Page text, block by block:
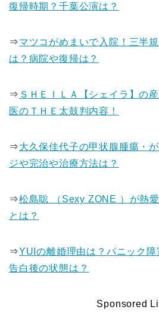
復帰時期？千葉公演は？
⇒マツコがめまいで入院！三半
は？病院や復帰は？
⇒ ＳＨＥＩＬＡ【シェイラ】の
医のＴＨＥ太鼓判内容！
⇒大久保佳代子の甲状腺腫瘍・
ジや完治や治療方法は？
⇒松島聡 （Sexy ZONE ）が熱
とは？
⇒YUIの離婚理由は？パニック
告白後の状態は？
Sponsored